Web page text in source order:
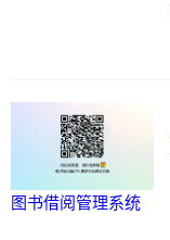
图书借阅管理系统